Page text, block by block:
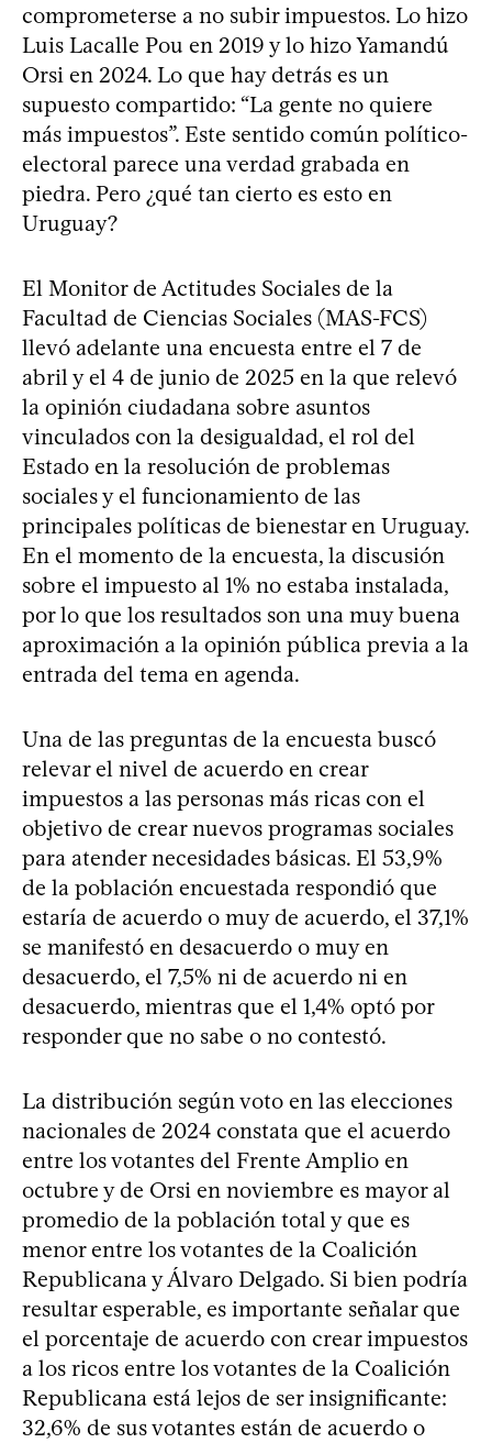
comprometerse a no subir impuestos. Lo hizo
Luis Lacalle Pou en 2019 y lo hizo Yamandú
Orsi en 2024. Lo que hay detrás es un
supuesto compartido: “La gente no quiere
más impuestos”. Este sentido común político-
electoral parece una verdad grabada en
piedra. Pero ¿qué tan cierto es esto en
Uruguay?
El Monitor de Actitudes Sociales de la
Facultad de Ciencias Sociales (MAS-FCS)
llevó adelante una encuesta entre el 7 de
abril y el 4 de junio de 2025 en la que relevó
la opinión ciudadana sobre asuntos
vinculados con la desigualdad, el rol del
Estado en la resolución de problemas
sociales y el funcionamiento de las
principales políticas de bienestar en Uruguay.
En el momento de la encuesta, la discusión
sobre el impuesto al 1% no estaba instalada,
por lo que los resultados son una muy buena
aproximación a la opinión pública previa a la
entrada del tema en agenda.
Una de las preguntas de la encuesta buscó
relevar el nivel de acuerdo en crear
impuestos a las personas más ricas con el
objetivo de crear nuevos programas sociales
para atender necesidades básicas. El 53,9%
de la población encuestada respondió que
estaría de acuerdo o muy de acuerdo, el 37,1%
se manifestó en desacuerdo o muy en
desacuerdo, el 7,5% ni de acuerdo ni en
desacuerdo, mientras que el 1,4% optó por
responder que no sabe o no contestó.
La distribución según voto en las elecciones
nacionales de 2024 constata que el acuerdo
entre los votantes del Frente Amplio en
octubre y de Orsi en noviembre es mayor al
promedio de la población total y que es
menor entre los votantes de la Coalición
Republicana y Álvaro Delgado. Si bien podría
resultar esperable, es importante señalar que
el porcentaje de acuerdo con crear impuestos
a los ricos entre los votantes de la Coalición
Republicana está lejos de ser insignificante:
32,6% de sus votantes están de acuerdo o